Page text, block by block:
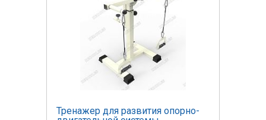
Тренажер для развития опорно-